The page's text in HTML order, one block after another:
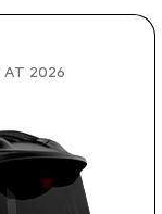
AT 2026